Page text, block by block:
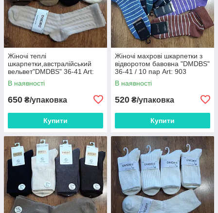
Жіночі теплі
шкарпетки,австралійський
вельвет"DMDBS" 36-41 Art:
671 / 10 пар
В наявності
650 ₴/упаковка
Купити
Жіночі махрові шкарпетки з
відворотом бавовна "DMDBS"
36-41 / 10 пар Art: 903
В наявності
520 ₴/упаковка
Купити